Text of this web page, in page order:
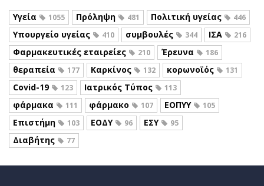
Υγεία 1055 Πρόληψη 481 Πολιτική υγείας 446
Υπουργείο υγείας 410 συμβουλές 344 ΙΣΑ 216
Φαρμακευτικές εταιρείες 210 Έρευνα 186
θεραπεία 177 Καρκίνος 132 κορωνοϊός 131
Covid-19 123 Ιατρικός Τύπος 113
φάρμακα 111 φάρμακο 107 ΕΟΠΥΥ 105
Επιστήμη 103 ΕΟΔΥ 96 ΕΣΥ 95
Διαβήτης 77